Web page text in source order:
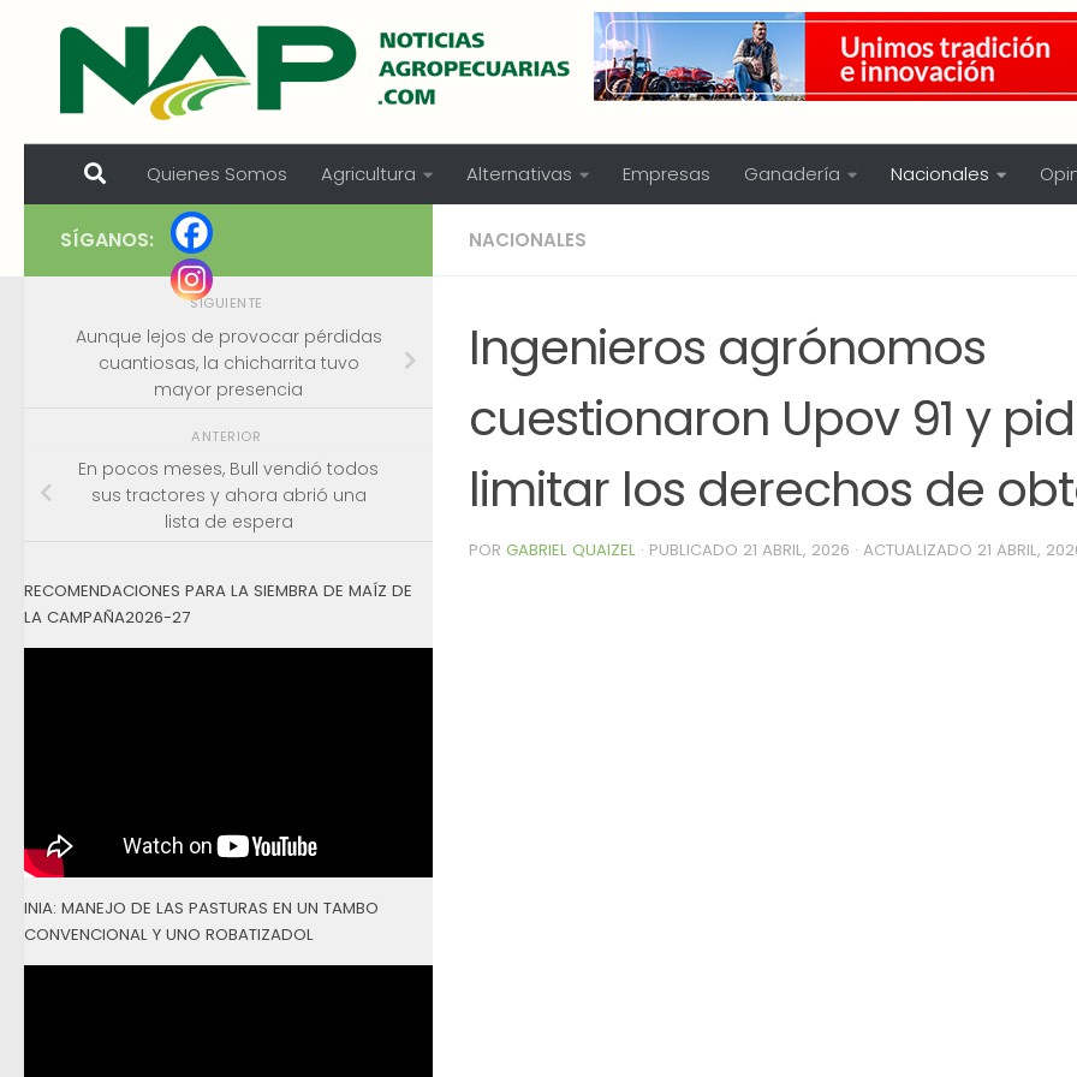
Skip to content
Quienes Somos Agricultura Alternativas Empresas Ganadería Nacionales
NACIONALES
Ingenieros agrónomos
cuestionaron Upov 91 y
limitar los derechos de
POR GABRIEL QUAIZEL · PUBLICADO 21 ABRIL, 2026 · ACTUALIZADO 21 ABRIL,
SÍGANOS:
SIGUIENTE
Aunque lejos de provocar pérdidas
cuantiosas, la chicharrita tuvo
mayor presencia
ANTERIOR
En pocos meses, Bull vendió todos
sus tractores y ahora abrió una
lista de espera
RECOMENDACIONES PARA LA SIEMBRA DE MAÍZ DE
LA CAMPAÑA2026-27
INIA: MANEJO DE LAS PASTURAS EN UN TAMBO
CONVENCIONAL Y UNO ROBATIZADOL